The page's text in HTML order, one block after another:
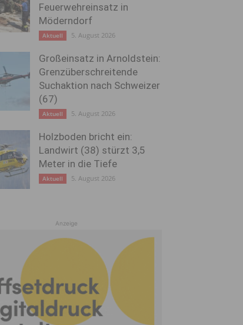
Feuerwehreinsatz in
Möderndorf
Aktuell 5. August 2026
Großeinsatz in Arnoldstein:
Grenzüberschreitende
Suchaktion nach Schweizer
(67)
Aktuell 5. August 2026
Holzboden bricht ein:
Landwirt (38) stürzt 3,5
Meter in die Tiefe
Aktuell 5. August 2026
Anzeige